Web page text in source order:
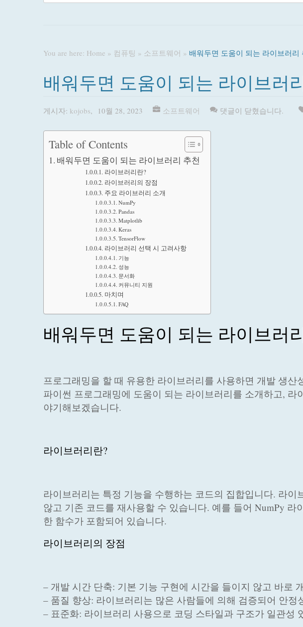
You are here: Home » 컴퓨팅 » 소프트웨어 » 배워두면 도움이 되는 라이브러리
배워두면 도움이 되는 라이브러
게시자: kojobs, 10월 28, 2023 소프트웨어 댓글이 닫혔습니다.
Table of Contents
배워두면 도움이 되는 라이브러리 추천
라이브러리란?
라이브러리의 장점
주요 라이브러리 소개
NumPy
Pandas
Matplotlib
Keras
TensorFlow
라이브러리 선택 시 고려사항
기능
성능
문서화
커뮤니티 지원
마치며
FAQ
배워두면 도움이 되는 라이브러
프로그래밍을 할 때 유용한 라이브러리를 사용하면 개발 생
파이썬 프로그래밍에 도움이 되는 라이브러리를 소개하고, 라
야기해보겠습니다.
라이브러리란?
라이브러리는 특정 기능을 수행하는 코드의 집합입니다. 라이
않고 기존 코드를 재사용할 수 있습니다. 예를 들어 NumPy
한 함수가 포함되어 있습니다.
라이브러리의 장점
– 개발 시간 단축: 기본 기능 구현에 시간을 들이지 않고 바로
– 품질 향상: 라이브러리는 많은 사람들에 의해 검증되어 안정
– 표준화: 라이브러리 사용으로 코딩 스타일과 구조가 일관성